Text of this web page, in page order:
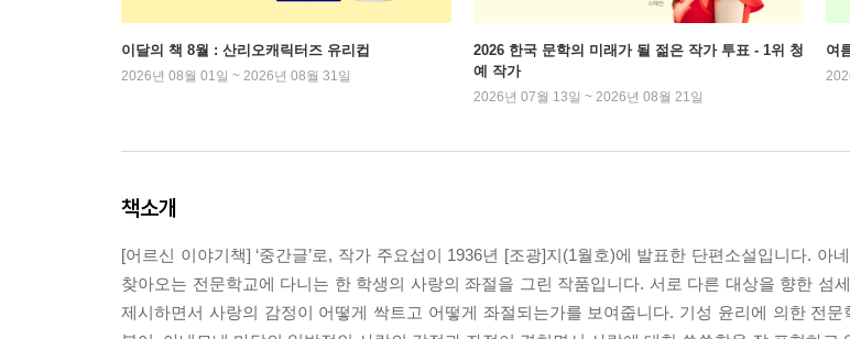
이달의 책 8월 : 산리오캐릭터즈 유리컵
2026년 08월 01일 ~ 2026년 08월 31일
2026 한국 문학의 미래가 될 젊은 작가 투표 - 1위 청
예 작가
2026년 07월 13일 ~ 2026년 08월 21일
여
책소개
[어르신 이야기책] ‘중간글’로, 작가 주요섭이 1936년 [조광]지(1월호)에 발표한 단편소설입니다. 아
찾아오는 전문학교에 다니는 한 학생의 사랑의 좌절을 그린 작품입니다. 서로 다른 대상을 향한 섬
제시하면서 사랑의 감정이 어떻게 싹트고 어떻게 좌절되는가를 보여줍니다. 기성 윤리에 의한 전